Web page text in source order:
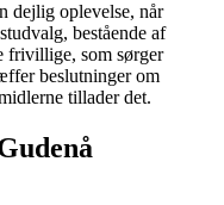
dejlig oplevelse, når
bestående af
frivillige, som sørger
beslutninger om
tillader det.